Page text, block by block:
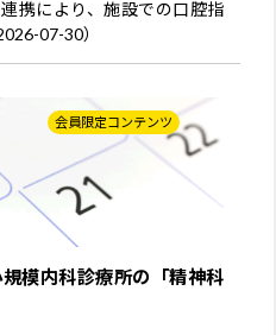
携により、施設での口腔指
07-30）
会員限定コンテンツ
模内科診療所の「精神科